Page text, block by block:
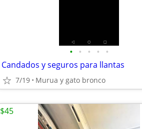
• • • • •
Candados y seguros para llantas
7/19 Murua y gato bronco
$45